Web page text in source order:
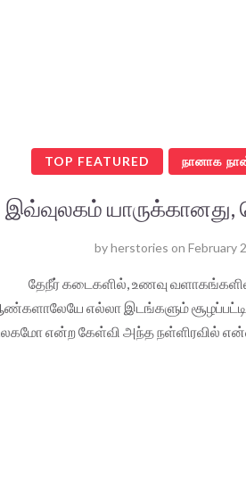
TOP FEATURED நானாக
இவ்வுலகம்
byherstories on February
தேநீர் கடைகளில், உணவு
எல்லா இடங்களும்
என்ற கேள்வி அந்த நள்ளிரவில்